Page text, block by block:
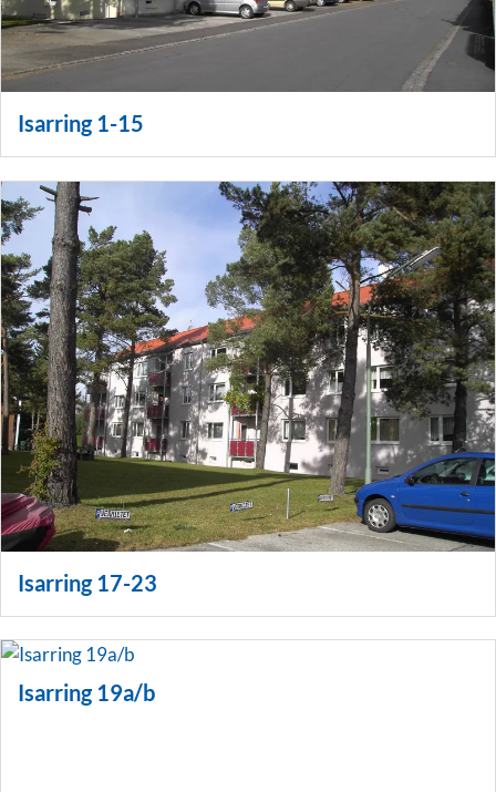
Isarring 1-15
Isarring 17-23
Isarring 19a/b